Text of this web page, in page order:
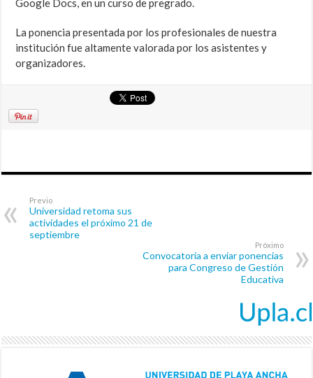
Google Docs, en un curso de pregrado.
La ponencia presentada por los profesionales de nuestra
institución fue altamente valorada por los asistentes y
organizadores.
Previo
Universidad retoma sus
actividades el próximo 21 de
septiembre
Próximo
Convocatoria a enviar ponencias
para Congreso de Gestión
Educativa